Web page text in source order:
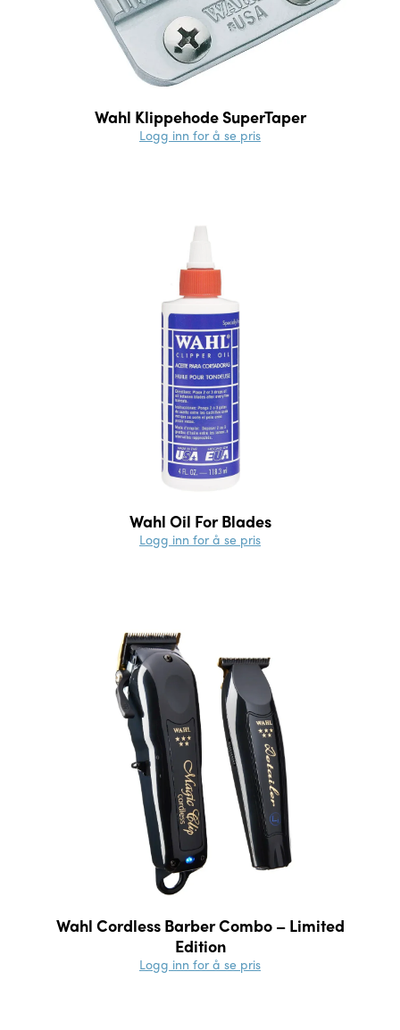
Wahl Klippehode SuperTaper
Logg inn for å se pris
Wahl Oil For Blades
Logg inn for å se pris
Wahl Cordless Barber Combo – Limited
Edition
Logg inn for å se pris